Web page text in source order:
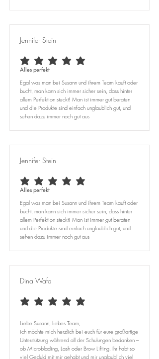
Jennifer Stein
durchschnittliches Rating ist 5 von 5
Alles perfekt
Egal was man bei Susann und ihrem Team kauft oder
bucht, man kann sich immer sicher sein, dass hinter
allem Perfektion steckt! Man ist immer gut beraten
und die Produkte sind einfach unglaublich gut, und
sehen dazu immer noch gut aus
Jennifer Stein
durchschnittliches Rating ist 5 von 5
Alles perfekt
Egal was man bei Susann und ihrem Team kauft oder
bucht, man kann sich immer sicher sein, dass hinter
allem Perfektion steckt! Man ist immer gut beraten
und die Produkte sind einfach unglaublich gut, und
sehen dazu immer noch gut aus
Dina Wafa
durchschnittliches Rating ist 5 von 5
Liebe Susann, liebes Team,
ich möchte mich herzlich bei euch für eure großartige
Unterstützung während all der Schulungen bedanken –
ob Microblading, Lash oder Brow Lifting. Ihr habt so
viel Geduld mit mir gehabt und mir unglaublich viel